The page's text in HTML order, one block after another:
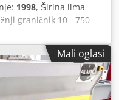
1998, Širina lima
graničnik 10 - 750
Aaiekr Pritiskači
min Ukupna
cca. 3750 x 1600 x
- elektrohidraulične
letve - prednja
elektrohidrauličko
Mali oglasi